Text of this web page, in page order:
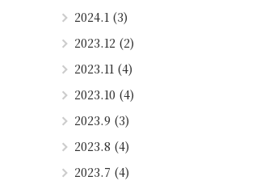
2024.1 (3)
2023.12 (2)
2023.11 (4)
2023.10 (4)
2023.9 (3)
2023.8 (4)
2023.7 (4)